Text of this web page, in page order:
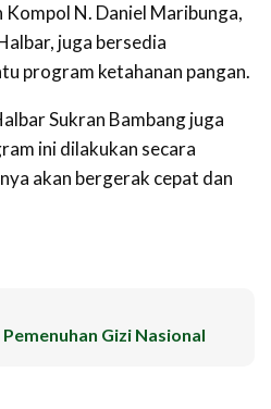
Kompol N. Daniel Maribunga,
juga bersedia
program ketahanan pangan.
Sukran Bambang juga
ini dilakukan secara
akan bergerak cepat dan
Gizi Nasional